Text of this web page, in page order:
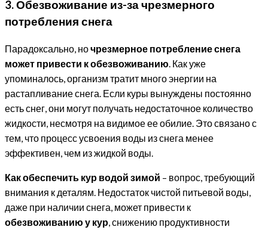
3. Обезвоживание из-за чрезмерного
потребления снега
Парадоксально, ночрезмерное потребление снега
может привести к обезвоживанию . Как уже
упоминалось, организм тратит много энергии на
растапливание снега. Если куры вынуждены постоянно
есть снег, они могут получать недостаточное количество
жидкости, несмотря на видимое ее обилие. Это связано с
тем, что процесс усвоения воды из снега менее
эффективен, чем из жидкой воды.
Как обеспечить кур водой зимой – вопрос, требующий
внимания к деталям. Недостаток чистой питьевой воды,
даже при наличии снега, может привести к
обезвоживанию у кур , снижению продуктивности